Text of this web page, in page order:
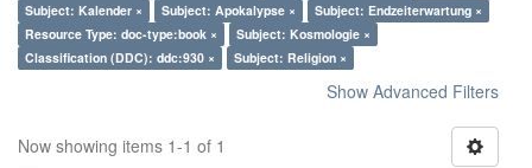
Subject: Kalender ×
Subject: Apokalypse ×
Subject: Endzeiterwartung ×
Resource Type: doc-type:book ×
Subject: Kosmologie ×
Classification (DDC): ddc:930 ×
Subject: Religion ×
Show Advanced Filters
Now showing items 1-1 of 1